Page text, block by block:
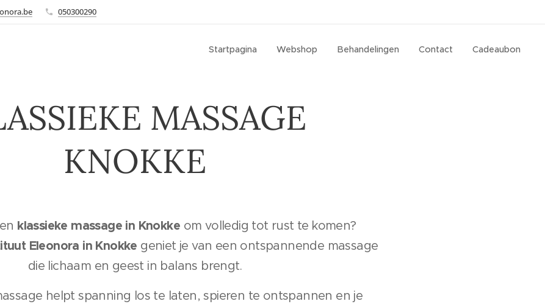
050300290
Startpagina Webshop Behandelingen Contact Cadeaubon
MASSAGE
KNOKKE
klassieke massage in Knokke om volledig tot rust te komen?
Eleonora in Knokke geniet je van een ontspannende massage
die lichaam en geest in balans brengt.
helpt spanning los te laten, spieren te ontspannen en je